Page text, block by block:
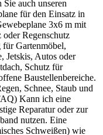
Sie auch unseren
für den Einsatz in
3x6 m mit
Regenschutz
Gartenmöbel,
Jetskis, Autos oder
Schutz für
Baustellenbereiche.
Schnee, Staub und
Kann ich eine
Reparatur oder zur
nutzen. Eine
Schweißen) wie